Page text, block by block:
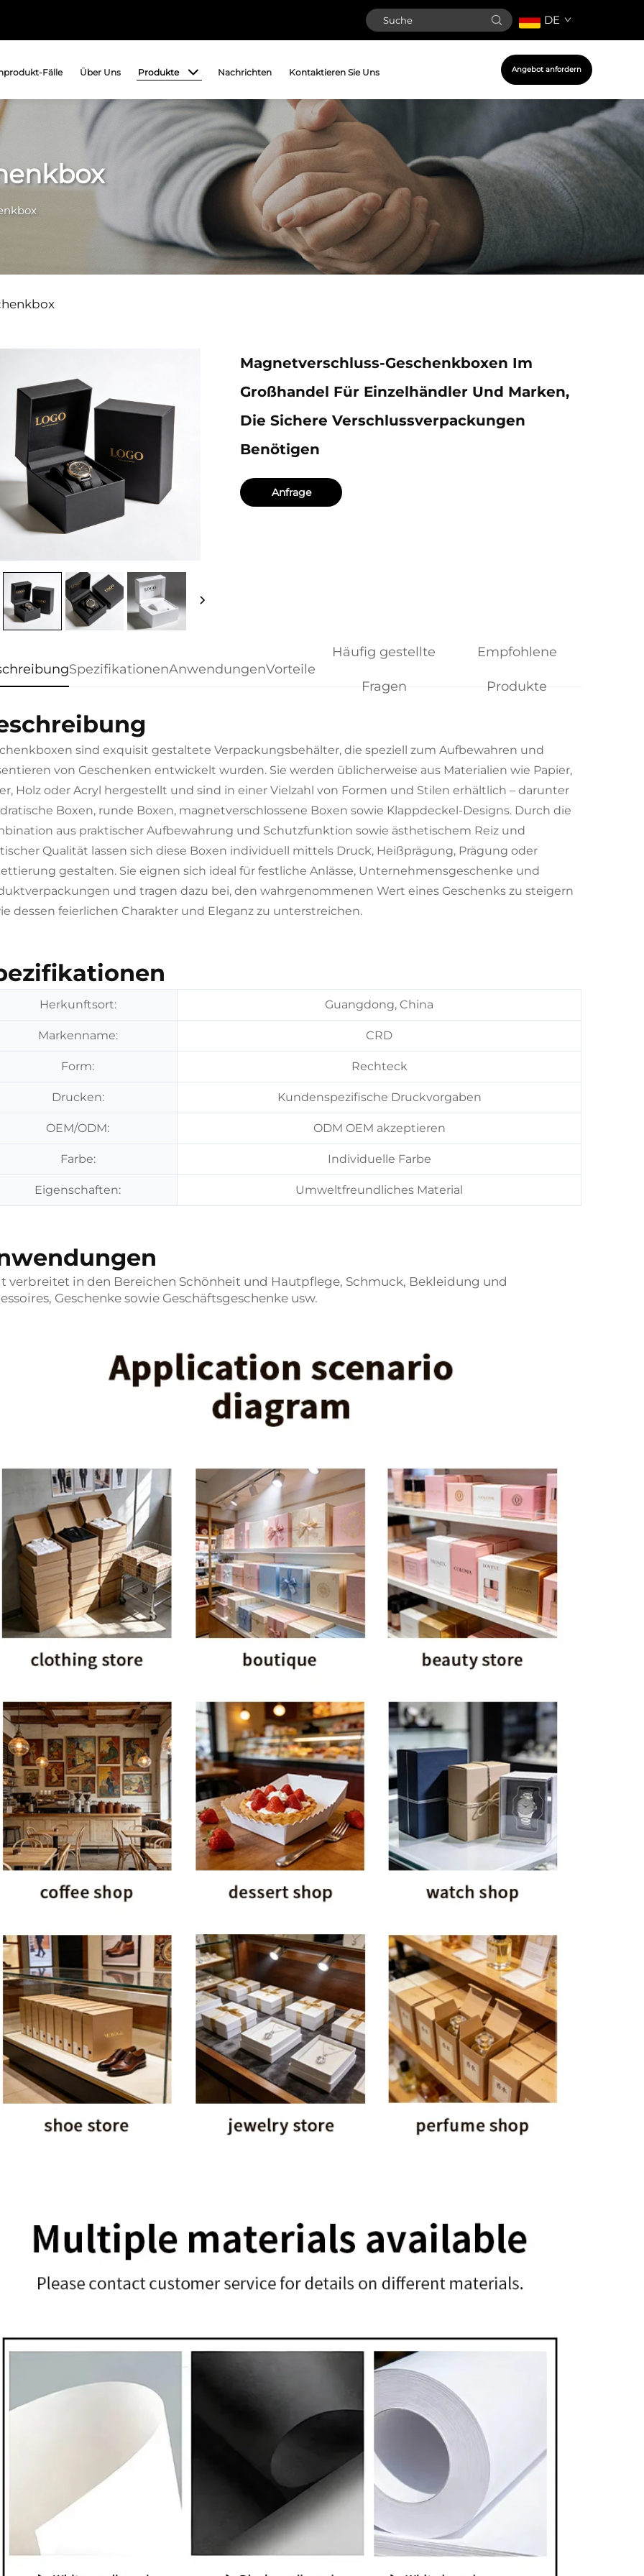
DE
Fälle Über Uns Produkte Nachrichten Kontaktieren Sie Uns Angebot anfordern
Magnetverschluss-Geschenkboxen Im
Großhandel Für Einzelhändler Und Marken,
Die Sichere Verschlussverpackungen
Benötigen
Anfrage
SpezifikationenAnwendungenVorteile
Häufig gestellte
Fragen
Empfohlene
Produkte
sind exquisit gestaltete Verpackungsbehälter, die speziell zum Aufbewahren und
von Geschenken entwickelt wurden. Sie werden üblicherweise aus Materialien wie Papier,
Holz oder Acryl hergestellt und sind in einer Vielzahl von Formen und Stilen erhältlich – darunter
Boxen, runde Boxen, magnetverschlossene Boxen sowie Klappdeckel-Designs. Durch die
aus praktischer Aufbewahrung und Schutzfunktion sowie ästhetischem Reiz und
Qualität lassen sich diese Boxen individuell mittels Druck, Heißprägung, Prägung oder
gestalten. Sie eignen sich ideal für festliche Anlässe, Unternehmensgeschenke und
und tragen dazu bei, den wahrgenommenen Wert eines Geschenks zu steigern
dessen feierlichen Charakter und Eleganz zu unterstreichen.
Herkunftsort: Guangdong, China
Markenname: CRD
Form: Rechteck
Drucken: Kundenspezifische Druckvorgaben
OEM/ODM: ODM OEM akzeptieren
Farbe: Individuelle Farbe
Eigenschaften: Umweltfreundliches Material
verbreitet in den Bereichen Schönheit und Hautpflege, Schmuck, Bekleidung und
Geschenke sowie Geschäftsgeschenke usw.